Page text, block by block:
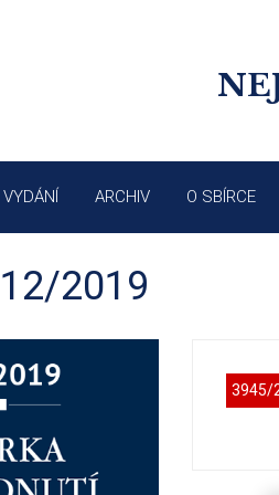
ARCHIV O SBÍRCE
2019
3945/